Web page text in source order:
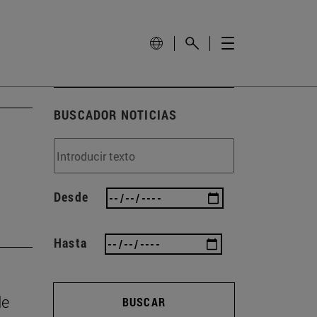
BUSCADOR NOTICIAS
Desde
Hasta
BUSCAR